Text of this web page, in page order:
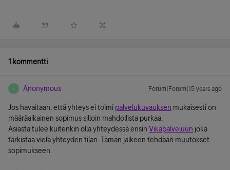
1 kommentti
A Anonymous Forum|Forum|15 years ago
Jos havaitaan, että yhteys ei toimi palvelukuvauksen mukaisesti on
määräaikainen sopimus silloin mahdollista purkaa.
Asiasta tulee kuitenkin olla yhteydessä ensin Vikapalveluun joka
tarkistaa vielä yhteyden tilan. Tämän jälkeen tehdään muutokset
sopimukseen.